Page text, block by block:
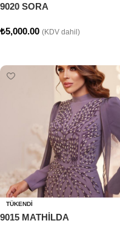
9020 SORA
₺5,000.00 (KDV dahil)
TÜKENDI
9015 MATHİLDA